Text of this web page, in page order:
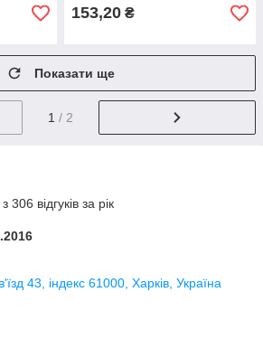
153,20 ₴
Показати ще
1 / 2
відгуків за рік
43, індекс 61000, Харків, Україна